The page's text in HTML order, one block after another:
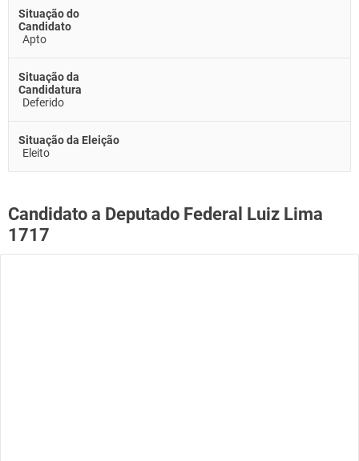
Situação do
Candidato
Apto
Situação da
Candidatura
Deferido
Situação da Eleição
Eleito
Candidato a Deputado Federal Luiz Lima
1717